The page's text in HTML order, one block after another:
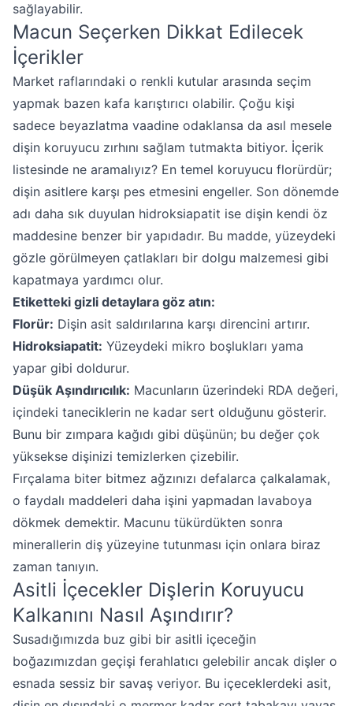
sağlayabilir.
Macun Seçerken Dikkat Edilecek
İçerikler
Market raflarındaki o renkli kutular arasında seçim
yapmak bazen kafa karıştırıcı olabilir. Çoğu kişi
sadece beyazlatma vaadine odaklansa da asıl mesele
dişin koruyucu zırhını sağlam tutmakta bitiyor. İçerik
listesinde ne aramalıyız? En temel koruyucu florürdür;
dişin asitlere karşı pes etmesini engeller. Son dönemde
adı daha sık duyulan hidroksiapatit ise dişin kendi öz
maddesine benzer bir yapıdadır. Bu madde, yüzeydeki
gözle görülmeyen çatlakları bir dolgu malzemesi gibi
kapatmaya yardımcı olur.
Etiketteki gizli detaylara göz atın:
Florür: Dişin asit saldırılarına karşı direncini artırır.
Hidroksiapatit: Yüzeydeki mikro boşlukları yama
yapar gibi doldurur.
Düşük Aşındırıcılık: Macunların üzerindeki RDA değeri,
içindeki taneciklerin ne kadar sert olduğunu gösterir.
Bunu bir zımpara kağıdı gibi düşünün; bu değer çok
yüksekse dişinizi temizlerken çizebilir.
Fırçalama biter bitmez ağzınızı defalarca çalkalamak,
o faydalı maddeleri daha işini yapmadan lavaboya
dökmek demektir. Macunu tükürdükten sonra
minerallerin diş yüzeyine tutunması için onlara biraz
zaman tanıyın.
Asitli İçecekler Dişlerin Koruyucu
Kalkanını Nasıl Aşındırır?
Susadığımızda buz gibi bir asitli içeceğin
boğazımızdan geçişi ferahlatıcı gelebilir ancak dişler o
esnada sessiz bir savaş veriyor. Bu içeceklerdeki asit,